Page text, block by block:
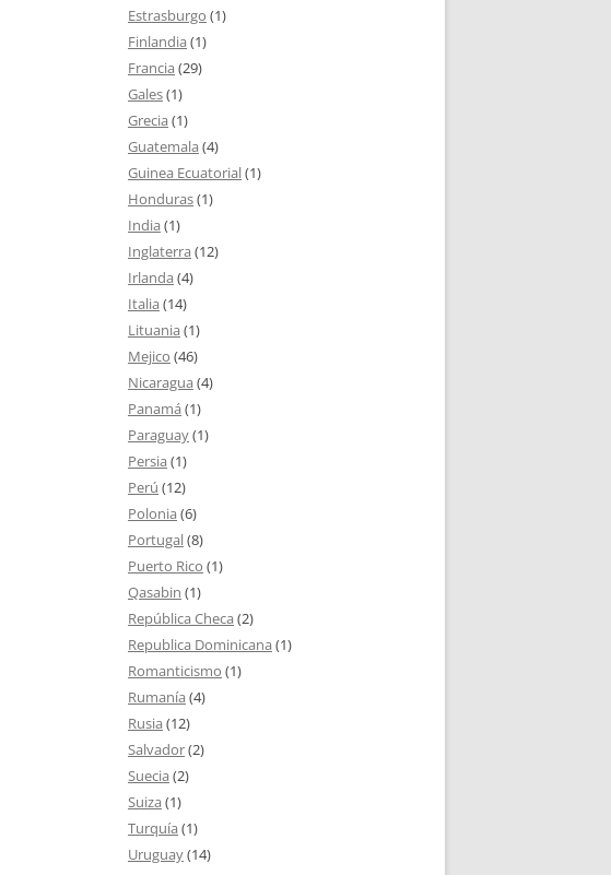
Estrasburgo (1)
Finlandia (1)
Francia (29)
Gales(1)
Grecia (1)
Guatemala (4)
Guinea Ecuatorial(1)
Honduras(1)
India (1)
Inglaterra (12)
Irlanda (4)
Italia (14)
Lituania (1)
Mejico (46)
Nicaragua (4)
Panamá (1)
Paraguay(1)
Persia (1)
Perú (12)
Polonia (6)
Portugal(8)
Puerto Rico (1)
Qasabin (1)
República Checa (2)
Republica Dominicana (1)
Romanticismo (1)
Rumanía (4)
Rusia (12)
Salvador(2)
Suecia (2)
Suiza (1)
Turquía (1)
Uruguay(14)